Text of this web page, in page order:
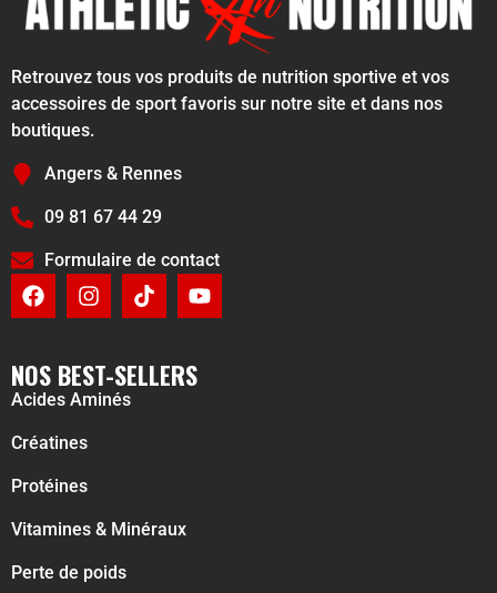
Retrouvez tous vos produits de nutrition sportive et vos
accessoires de sport favoris sur notre site et dans nos
boutiques.
Angers & Rennes
09 81 67 44 29
Formulaire de contact
NOS BEST-SELLERS
Acides Aminés
Créatines
Protéines
Vitamines & Minéraux
Perte de poids